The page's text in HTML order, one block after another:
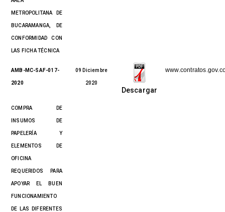
METROPOLITANA DE
BUCARAMANGA, DE
CONFORMIDAD CON
LAS FICHA TÉCNICA
AMB-MC-SAF-017-
2020
COMPRA DE
INSUMOS DE
PAPELERÍA Y
ELEMENTOS DE
OFICINA
REQUERIDOS PARA
APOYAR EL BUEN
FUNCIONAMIENTO
DE LAS DIFERENTES
09 Diciembre
2020
Descargar